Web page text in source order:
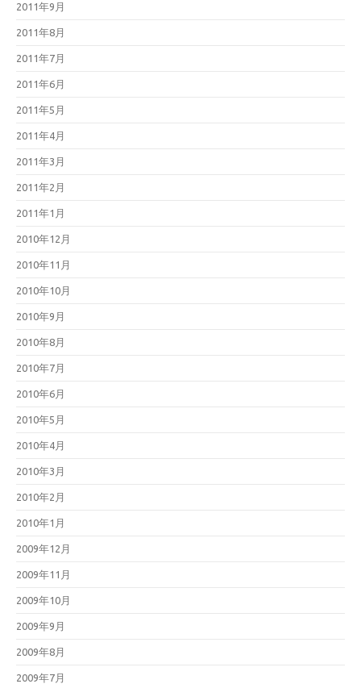
2011年9月
2011年8月
2011年7月
2011年6月
2011年5月
2011年4月
2011年3月
2011年2月
2011年1月
2010年12月
2010年11月
2010年10月
2010年9月
2010年8月
2010年7月
2010年6月
2010年5月
2010年4月
2010年3月
2010年2月
2010年1月
2009年12月
2009年11月
2009年10月
2009年9月
2009年8月
2009年7月